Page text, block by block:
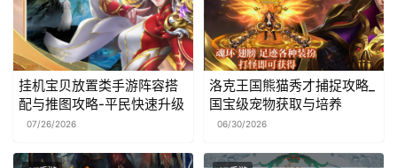
挂机宝贝放置类手游阵容搭
配与推图攻略-平民快速升级
07/26/2026
洛克王国熊猫秀才捕捉攻略_
国宝级宠物获取与培养
06/30/2026